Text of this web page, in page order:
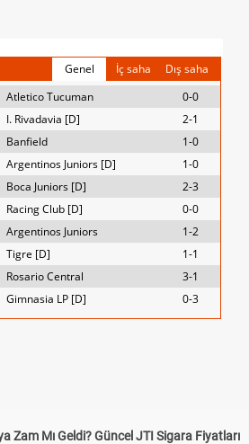
Genel İç saha
Dış saha
Atletico Tucuman
0-0
I. Rivadavia [D]
2-1
Banfield
1-0
Argentinos Juniors [D]
1-0
Boca Juniors [D]
2-3
Racing Club [D]
0-0
Argentinos Juniors
1-2
Tigre [D]
1-1
Rosario Central
3-1
Gimnasia LP [D] 0-3
Zam Mı Geldi? Güncel JTI Sigara Fiyatları